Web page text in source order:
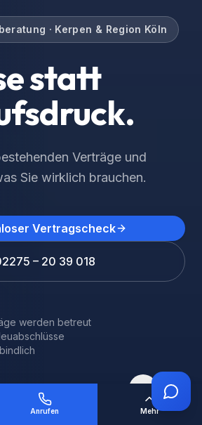
in guten
– als Ihr persönlicher
Vertragscheck
– 20 39 018
werden betreut
Anrufen Mehr
1